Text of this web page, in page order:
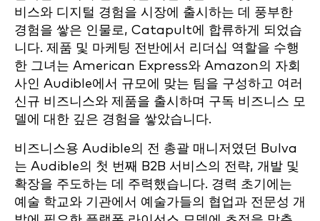
비스와 디지털 경험을 시장에 출시하는 데 풍부한
경험을 쌓은 인물로, Catapult에 합류하게 되었습
니다. 제품 및 마케팅 전반에서 리더십 역할을 수행
한 그녀는 American Express와 Amazon의 자회
사인 Audible에서 규모에 맞는 팀을 구성하고 여러
신규 비즈니스와 제품을 출시하며 구독 비즈니스 모
델에 대한 깊은 경험을 쌓았습니다.
비즈니스용 Audible의 전 총괄 매니저였던 Bulva
는 Audible의 첫 번째 B2B 서비스의 전략, 개발 및
확장을 주도하는 데 주력했습니다. 경력 초기에는
예술 학교와 기관에서 예술가들의 협업과 전문성 개